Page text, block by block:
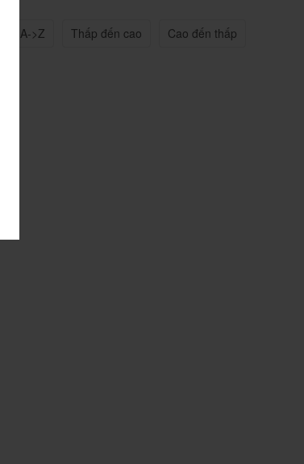
Tên A->Z Thấp đến cao Cao đến thấp